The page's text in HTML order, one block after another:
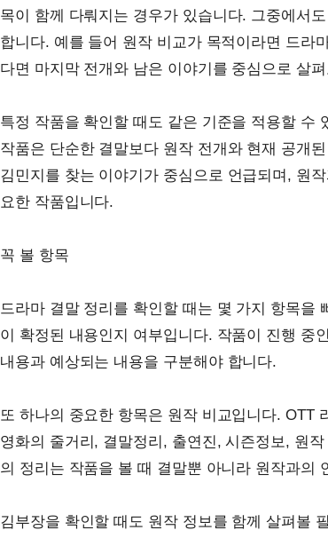
목이 함께 다뤄지는 경우가 있습니다. 그중에서
합니다. 예를 들어 원작 비교가 목적이라면 드라
다면 마지막 전개와 남은 이야기를 중심으로 살
특정 작품을 확인할 때도 같은 기준을 적용할 수
작품은 단순한 결말보다 원작 전개와 현재 공개
김민지를 찾는 이야기가 중심으로 언급되며, 원
요한 작품입니다.
꼭 볼 항목
드라마 결말 정리를 확인할 때는 몇 가지 항목을
이 확정된 내용인지 여부입니다. 작품이 진행 중
내용과 예상되는 내용을 구분해야 합니다.
또 하나의 중요한 항목은 원작 비교입니다. OTT
영화의 줄거리, 결말정리, 출연진, 시즌정보, 원
의 정리는 작품을 볼 때 결말뿐 아니라 원작과의
김부장을 확인할 때도 원작 정보를 함께 살펴볼